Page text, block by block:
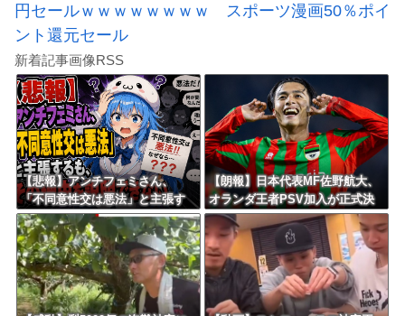
円セールｗｗｗｗｗｗｗｗ スポーツ漫画50％ポイ
ント還元セール
新着記事画像RSS
【悲報】アンチフェミさん、
「不同意性交は悪法」と主張す
るも、その理由を説明できな
い……
【朗報】日本代表MF佐野航大、
オランダ王者PSV加入が正式決
定！ NEC史上最高額の移籍、
最大約31億円か！！